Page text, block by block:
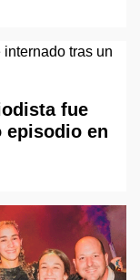
fue
episodio en